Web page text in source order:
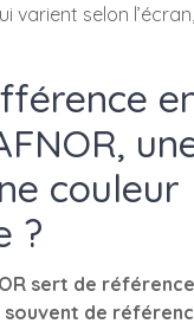
varient selon
couleur
?
sert de
souvent de